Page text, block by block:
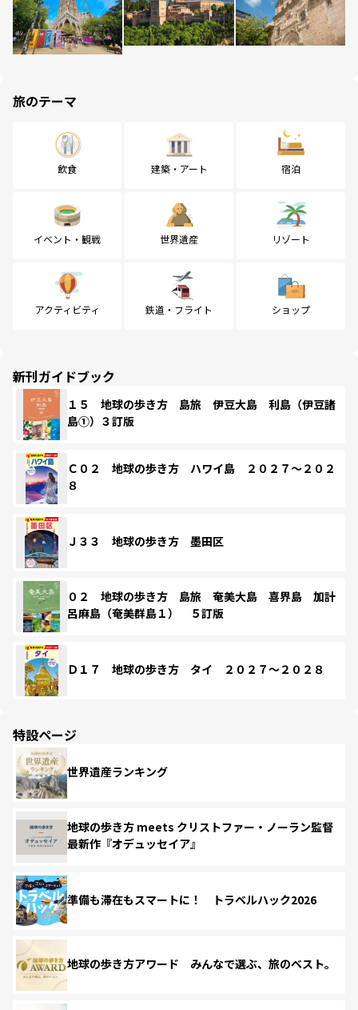
旅のテーマ
飲食 建築・アート 宿泊
イベント・観戦 世界遺産 リゾート
アクティビティ 鉄道・フライト ショップ
新刊ガイドブック
１５ 地球の歩き方 島旅 伊豆大島 利島（伊豆諸
島①）３訂版
Ｃ０２ 地球の歩き方 ハワイ島 ２０２７～２０２
８
Ｊ３３ 地球の歩き方 墨田区
０２ 地球の歩き方 島旅 奄美大島 喜界島 加計
呂麻島（奄美群島１） ５訂版
Ｄ１７ 地球の歩き方 タイ ２０２７～２０２８
特設ページ
世界遺産ランキング
地球の歩き方 meets クリストファー・ノーラン監督
最新作『オデュッセイア』
準備も滞在もスマートに！ トラベルハック2026
地球の歩き方アワード みんなで選ぶ、旅のベスト。